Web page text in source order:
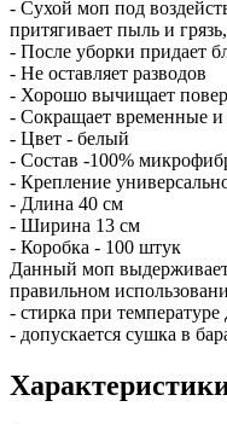
- Сухой моп под
притягивает пыль и
- После уборки придает
- Не оставляет разводов
- Хорошо вычищает
- Сокращает временные и
- Цвет - белый
- Состав -100%
- Крепление
- Длина 40 см
- Ширина 13 см
- Коробка - 100 штук
Данный моп
правильном
- стирка при температуре
- допускается сушка в